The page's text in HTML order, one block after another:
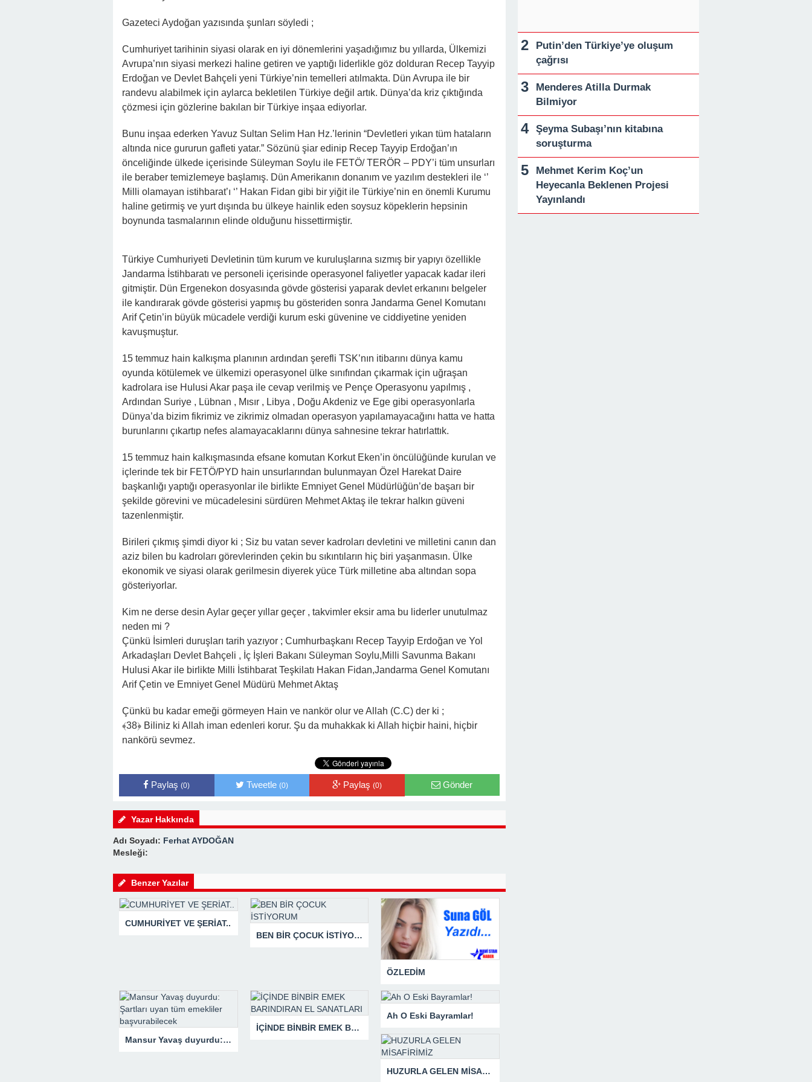
Kocam Beni Çocuksuz Diye Terk Etti, Ama Gerçek Çok Başkaydı
23:11 - Kızım Tabutun Başında “Büyükanne Yalan Söylüyor!” Diye Bağırdı… Sonra Evdeki Gizli Kayıtlar Her
Gazeteci Aydoğan yazısında şunları söyledi ;
Cumhuriyet tarihinin siyasi olarak en iyi dönemlerini yaşadığımız bu yıllarda, Ülkemizi
Avrupa’nın siyasi merkezi haline getiren ve yaptığı liderlikle göz dolduran Recep Tayyip
Erdoğan ve Devlet Bahçeli yeni Türkiye’nin temelleri atılmakta. Dün Avrupa ile bir
randevu alabilmek için aylarca bekletilen Türkiye değil artık. Dünya’da kriz çıktığında
çözmesi için gözlerine bakılan bir Türkiye inşaa ediyorlar.
Bunu inşaa ederken Yavuz Sultan Selim Han Hz.’lerinin “Devletleri yıkan tüm hataların
altında nice gururun gafleti yatar.” Sözünü şiar edinip Recep Tayyip Erdoğan’ın
önceliğinde ülkede içerisinde Süleyman Soylu ile FETÖ/ TERÖR – PDY’i tüm unsurları
ile beraber temizlemeye başlamış. Dün Amerikanın donanım ve yazılım destekleri ile ‘’
Milli olamayan istihbarat’ı ‘’ Hakan Fidan gibi bir yiğit ile Türkiye’nin en önemli Kurumu
haline getirmiş ve yurt dışında bu ülkeye hainlik eden soysuz köpeklerin hepsinin
boynunda tasmalarının elinde olduğunu hissettirmiştir.
Türkiye Cumhuriyeti Devletinin tüm kurum ve kuruluşlarına sızmış bir yapıyı özellikle
Jandarma İstihbaratı ve personeli içerisinde operasyonel faliyetler yapacak kadar ileri
gitmiştir. Dün Ergenekon dosyasında gövde gösterisi yaparak devlet erkanını belgeler
ile kandırarak gövde gösterisi yapmış bu gösteriden sonra Jandarma Genel Komutanı
Arif Çetin’in büyük mücadele verdiği kurum eski güvenine ve ciddiyetine yeniden
kavuşmuştur.
15 temmuz hain kalkışma planının ardından şerefli TSK’nın itibarını dünya kamu
oyunda kötülemek ve ülkemizi operasyonel ülke sınıfından çıkarmak için uğraşan
kadrolara ise Hulusi Akar paşa ile cevap verilmiş ve Pençe Operasyonu yapılmış ,
Ardından Suriye , Lübnan , Mısır , Libya , Doğu Akdeniz ve Ege gibi operasyonlarla
Dünya’da bizim fikrimiz ve zikrimiz olmadan operasyon yapılamayacağını hatta ve hatta
burunlarını çıkartıp nefes alamayacaklarını dünya sahnesine tekrar hatırlattık.
15 temmuz hain kalkışmasında efsane komutan Korkut Eken’in öncülüğünde kurulan ve
içlerinde tek bir FETÖ/PYD hain unsurlarından bulunmayan Özel Harekat Daire
başkanlığı yaptığı operasyonlar ile birlikte Emniyet Genel Müdürlüğün’de başarı bir
şekilde görevini ve mücadelesini sürdüren Mehmet Aktaş ile tekrar halkın güveni
tazenlenmiştir.
Birileri çıkmış şimdi diyor ki ; Siz bu vatan sever kadroları devletini ve milletini canın dan
aziz bilen bu kadroları görevlerinden çekin bu sıkıntıların hiç biri yaşanmasın. Ülke
ekonomik ve siyasi olarak gerilmesin diyerek yüce Türk milletine aba altından sopa
gösteriyorlar.
Kim ne derse desin Aylar geçer yıllar geçer , takvimler eksir ama bu liderler unutulmaz
neden mi ?
Çünkü İsimleri duruşları tarih yazıyor ; Cumhurbaşkanı Recep Tayyip Erdoğan ve Yol
Arkadaşları Devlet Bahçeli , İç İşleri Bakanı Süleyman Soylu,Milli Savunma Bakanı
Hulusi Akar ile birlikte Milli İstihbarat Teşkilatı Hakan Fidan,Jandarma Genel Komutanı
Arif Çetin ve Emniyet Genel Müdürü Mehmet Aktaş
Çünkü bu kadar emeği görmeyen Hain ve nankör olur ve Allah (C.C) der ki ;
﴾38﴿ Biliniz ki Allah iman edenleri korur. Şu da muhakkak ki Allah hiçbir haini, hiçbir
nankörü sevmez.
Paylaş(0) Tweetle (0) Paylaş (0) Gönder
Yazar Hakkında
Adı Soyadı: Ferhat AYDOĞAN
Mesleği:
Benzer Yazılar
CUMHURİYET VE ŞERİAT..
BEN BİR ÇOCUK İSTİYORUM
ÖZLEDİM
Mansur Yavaş duyurdu: Şartları uyan tüm emekliler başvurabilecek
İÇİNDE BİNBİR EMEK BARINDIRAN EL SANATLARI
Ah O Eski Bayramlar!
HUZURLA GELEN MİSAFİRİMİZ
Putin’den Türkiye’ye oluşum
çağrısı
Menderes Atilla Durmak
Bilmiyor
Şeyma Subaşı’nın kitabına
soruşturma
Mehmet Kerim Koç’un
Heyecanla Beklenen Projesi
Yayınlandı